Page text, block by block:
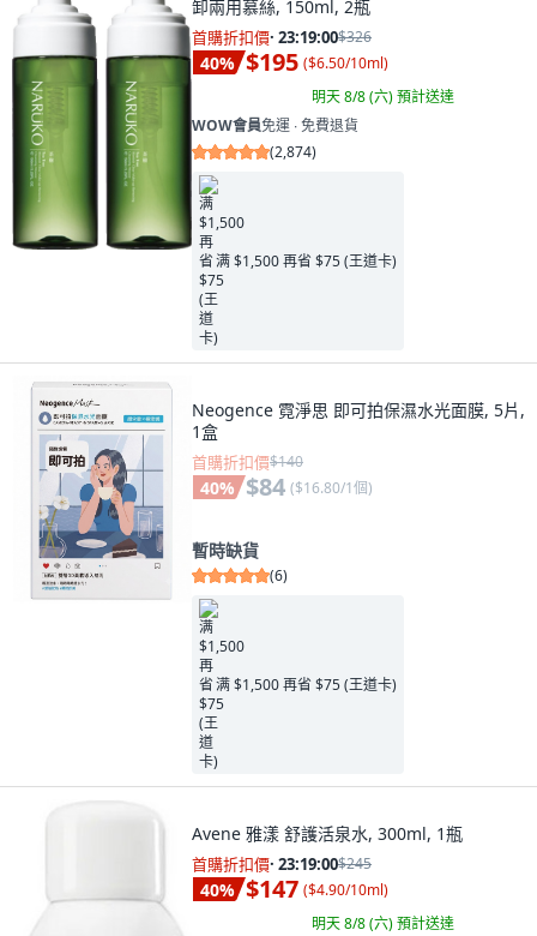
卸兩用慕絲, 150ml, 2瓶
首購折扣價· 23:18:58$326
40% $195 ($6.50/10ml)
明天 8/8 (六)預計送達
WOW會員免運 ∙ 免費退貨
(2,874)
满 $1,500 再省 $75 (王道卡)
Neogence 霓淨思 即可拍保濕水光面膜, 5片,
1盒
首購折扣價$140
40% $84 ($16.80/1個)
暫時缺貨
(6)
满 $1,500 再省 $75 (王道卡)
Avene 雅漾 舒護活泉水, 300ml, 1瓶
首購折扣價· 23:18:58$245
40% $147 ($4.90/10ml)
明天 8/8 (六)預計送達